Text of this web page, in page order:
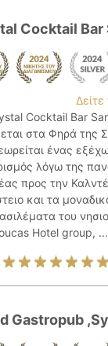
Cocktail Bar
Cocktail Bar
στα Φηρά της
ένας
λόγω της
προς την
και τα
του
Hotel group, ...
Gastropub